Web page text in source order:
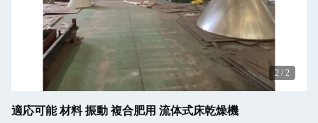
2 / 2
適応可能 材料 振動 複合肥用 流体式床乾燥機